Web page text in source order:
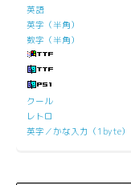
英語
英字（半角）
数字（半角）
クール
レトロ
英字／かな入力（1byte）